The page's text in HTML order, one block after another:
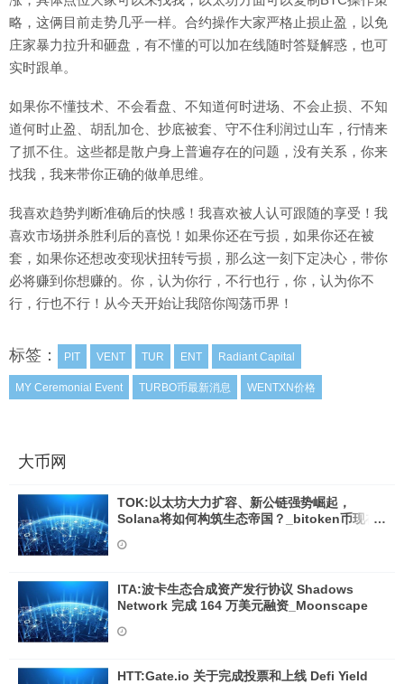
略，这俩目前走势几乎一样。合约操作大家严格止损止盈，以免
庄家暴力拉升和砸盘，有不懂的可以加在线随时答疑解惑，也可
实时跟单。
如果你不懂技术、不会看盘、不知道何时进场、不会止损、不知
道何时止盈、胡乱加仓、抄底被套、守不住利润过山车，行情来
了抓不住。这些都是散户身上普遍存在的问题，没有关系，你来
找我，我来带你正确的做单思维。
我喜欢趋势判断准确后的快感！我喜欢被人认可跟随的享受！我
喜欢市场拼杀胜利后的喜悦！如果你还在亏损，如果你还在被
套，如果你还想改变现状扭转亏损，那么这一刻下定决心，带你
必将赚到你想赚的。你，认为你行，不行也行，你，认为你不
行，行也不行！从今天开始让我陪你闯荡币界！
标签： PIT VENT TUR ENT Radiant Capital
MY Ceremonial Event TURBO币最新消息 WENTXN价格
大币网
TOK:以太坊大力扩容、新公链强势崛起，
Solana将如何构筑生态帝国？_bitoken币现在
ITA:波卡生态合成资产发行协议 Shadows
Network 完成 164 万美元融资_Moonscape
HTT:Gate.io 关于完成投票和上线 Defi Yield